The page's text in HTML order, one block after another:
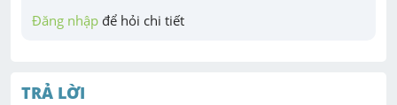
Đăng nhập để hỏi chi tiết
TRẢ LỜI